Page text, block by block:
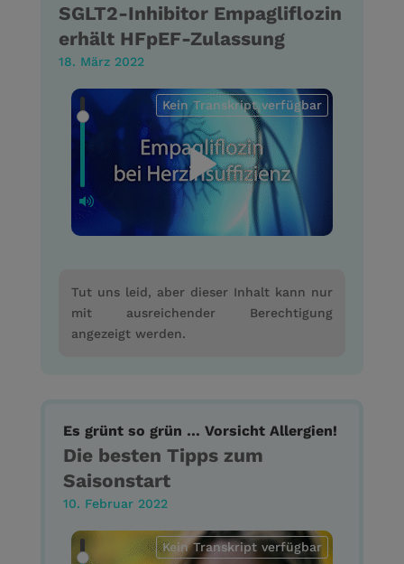
SGLT2-Inhibitor Empagliflozin
erhält HFpEF-Zulassung
18. März 2022
Kein Transkript verfügbar
Tut uns leid, aber dieser Inhalt kann nur
mit ausreichender Berechtigung
angezeigt werden.
Es grünt so grün … Vorsicht Allergien!
Die besten Tipps zum
Saisonstart
10. Februar 2022
Kein Transkript verfügbar